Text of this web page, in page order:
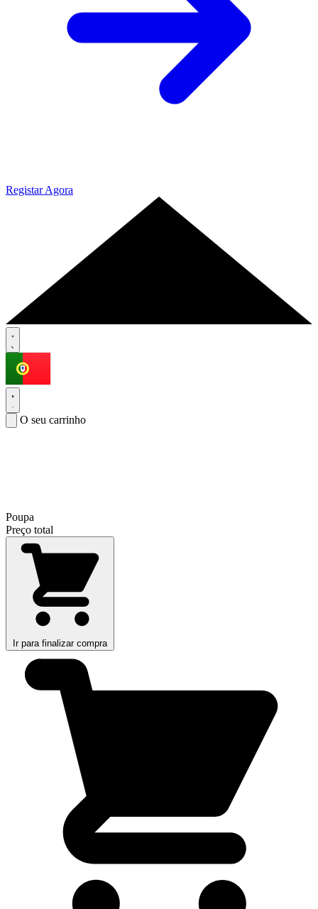
Registar Agora
O seu carrinho
Poupa
Preço total
Ir para finalizar compra